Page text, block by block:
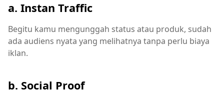
a. Instan Traffic
Begitu kamu mengunggah status atau produk, sudah
ada audiens nyata yang melihatnya tanpa perlu biaya
iklan.
b. Social Proof